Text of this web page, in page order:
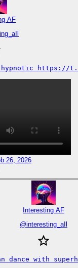
AF
https://
26, 2026
Interesting AF
@interesting_aIl
dance with